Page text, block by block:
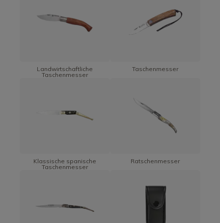
Landwirtschaftliche
Taschenmesser
Taschenmesser
Klassische spanische
Taschenmesser
Ratschenmesser